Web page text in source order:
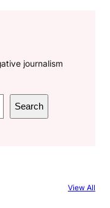
journalism
Search
View All